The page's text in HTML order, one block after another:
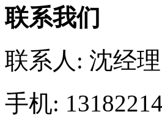
联系我们
联系人: 沈经理
手机: